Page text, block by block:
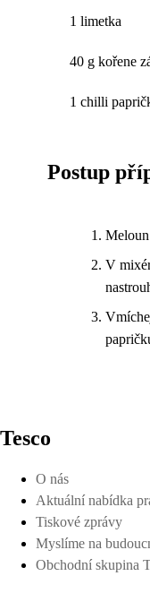
1 limetka
40 g kořene
1 chilli
Postup
V
Tesco
O nás
Aktuální nabídka
Tiskové zprávy
Myslíme na
Obchodní skupina